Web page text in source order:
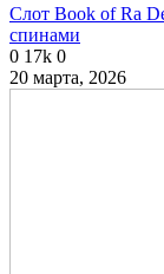
Слот Book of Ra
спинами
0 17k 0
20 марта, 2026